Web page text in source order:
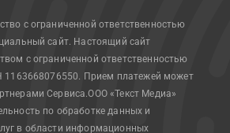
с ограниченной ответственностью
сайт. Настоящий сайт
с ограниченной ответственностью
1163668076550. Прием платежей может
Сервиса.ООО «Текст Медиа»
по обработке данных и
в области информационных